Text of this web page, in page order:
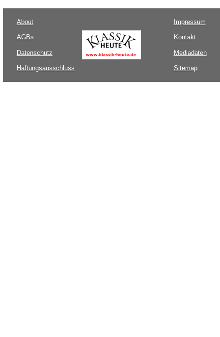
About
AGBs
Datenschutz
Haftungsausschluss
Impressum
Kontakt
Mediadaten
Sitemap